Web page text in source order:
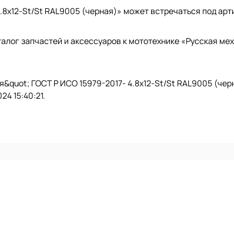
St/St RAL9005 (черная)» может встречаться под
запчастей и аксессуаров к мототехнике «Русская
ГОСТ Р ИСО 15979-2017- 4.8х12-St/St RAL9005
15:40:21.